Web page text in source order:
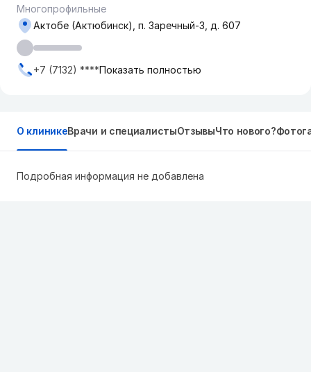
Многопрофильные
Актобе (Актюбинск), п. Заречный-3, д. 607
+7 (7132) ****Показать полностью
О клиникеВрачи и специалистыОтзывыЧто нового?
Подробная информация не добавлена